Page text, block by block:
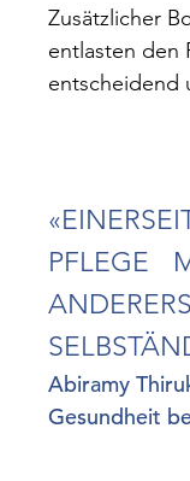
Zusätzlicher
entlasten den
entscheidend
PFLEGE
Abiramy
Gesundheit